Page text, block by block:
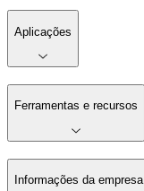
Aplicações
Ferramentas e recursos
Informações da empresa